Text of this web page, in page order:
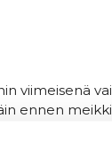
viimeisenä
ennen